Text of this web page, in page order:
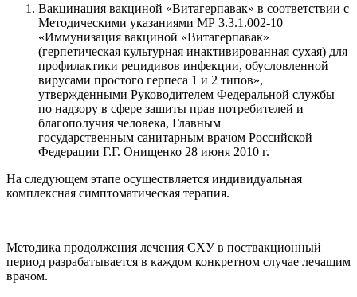
Вакцинация вакциной «Витагерпавак» в соответствии с
Методическими указаниями МР 3.3.1.002-10
«Иммунизация вакциной «Витагерпавак»
(герпетическая культурная инактивированная сухая) для
профилактики рецидивов инфекции, обусловленной
вирусами простого герпеса 1 и 2 типов»,
утвержденными Руководителем Федеральной службы
по надзору в сфере зашиты прав потребителей и
благополучия человека, Главным
государственным санитарным врачом Российской
Федерации Г.Г. Онищенко 28 июня 2010 г.
На следующем этапе осуществляется индивидуальная
комплексная симптоматическая терапия.
Методика продолжения лечения СХУ в поствакционный
период разрабатывается в каждом конкретном случае лечащим
врачом.